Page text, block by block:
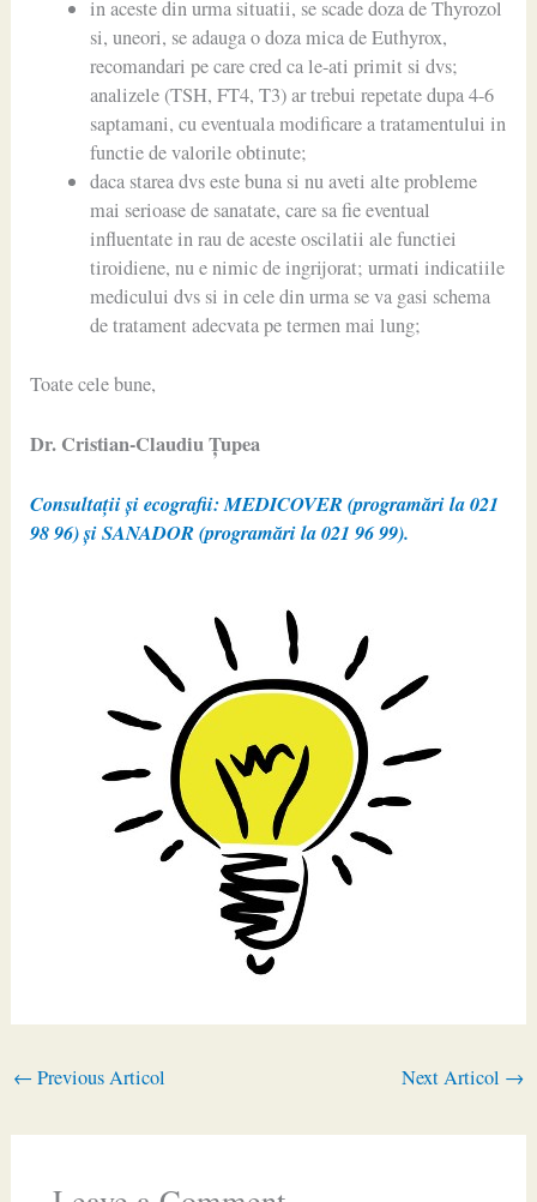
in aceste din urma situatii, se scade doza de Thyrozol
si, uneori, se adauga o doza mica de Euthyrox,
recomandari pe care cred ca le-ati primit si dvs;
analizele (TSH, FT4, T3) ar trebui repetate dupa 4-6
saptamani, cu eventuala modificare a tratamentului in
functie de valorile obtinute;
daca starea dvs este buna si nu aveti alte probleme
mai serioase de sanatate, care sa fie eventual
influentate in rau de aceste oscilatii ale functiei
tiroidiene, nu e nimic de ingrijorat; urmati indicatiile
medicului dvs si in cele din urma se va gasi schema
de tratament adecvata pe termen mai lung;
Toate cele bune,
Dr. Cristian-Claudiu Ţupea
Consultații și ecografii: MEDICOVER (programări la 021
98 96) și SANADOR (programări la 021 96 99).
← Previous Articol Next Articol →